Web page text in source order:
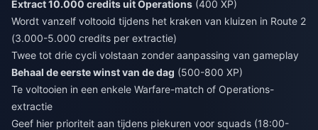
Extract 10.000 credits uit Operations (400 XP)
Wordt vanzelf voltooid tijdens het kraken van kluizen in Route 2
(3.000-5.000 credits per extractie)
Twee tot drie cycli volstaan zonder aanpassing van gameplay
Behaal de eerste winst van de dag (500-800 XP)
Te voltooien in een enkele Warfare-match of Operations-
extractie
Geef hier prioriteit aan tijdens piekuren voor squads (18:00-